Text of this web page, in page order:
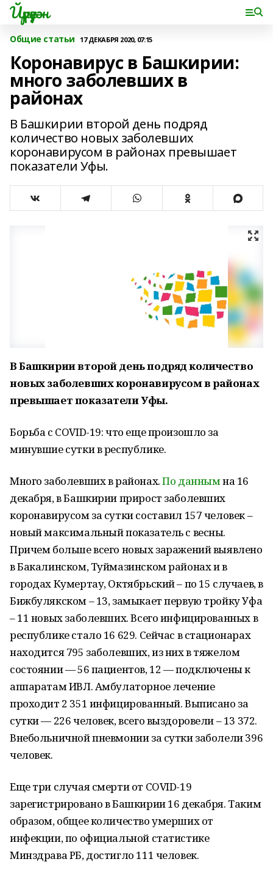
Йүрүҙән
Общие статьи 17 ДЕКАБРЯ 2020, 07:15
Коронавирус в Башкирии:
много заболевших в
районах
В Башкирии второй день подряд
количество новых заболевших
коронавирусом в районах превышает
показатели Уфы.
В Башкирии второй день подряд количество
новых заболевших коронавирусом в районах
превышает показатели Уфы.
Борьба с COVID-19: что еще произошло за
минувшие сутки в республике.
Много заболевших в районах.По даннымна 16
декабря, в Башкирии прирост заболевших
коронавирусом за сутки составил 157 человек –
новый максимальный показатель с весны.
Причем больше всего новых заражений выявлено
в Бакалинском, Туймазинском районах и в
городах Кумертау, Октябрьский – по 15 случаев, в
Бижбулякском – 13, замыкает первую тройку Уфа
– 11 новых заболевших. Всего инфицированных в
республике стало 16 629. Сейчас в стационарах
находится 795 заболевших, из них в тяжелом
состоянии — 56 пациентов, 12 — подключены к
аппаратам ИВЛ. Амбулаторное лечение
проходит 2 351 инфицированный. Выписано за
сутки — 226 человек, всего выздоровели – 13 372.
Внебольничной пневмонии за сутки заболели 396
человек.
Еще три случая смерти от COVID-19
зарегистрировано в Башкирии 16 декабря. Таким
образом, общее количество умерших от
инфекции, по официальной статистике
Минздрава РБ, достигло 111 человек.